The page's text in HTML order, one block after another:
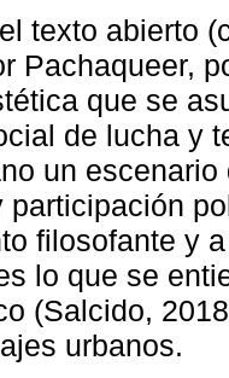
texto abierto
Pachaqueer,
que se
de lucha y
un
participación
filosofante y
lo que se
(Salcido,
urbanos.